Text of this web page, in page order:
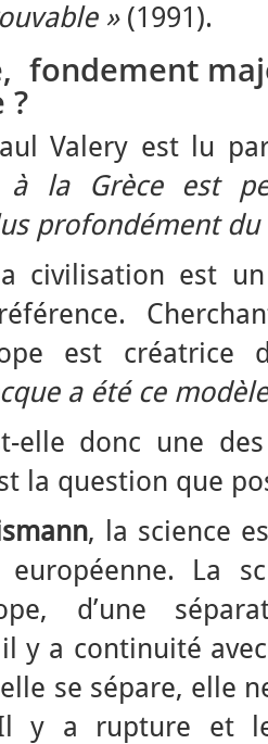
»(1991).
fondement
?
Valery est lu
à la Grèce est
profondément du
civilisation est
est
a été ce
elle donc une
la question que
, la science
européenne. La
d’une
y a continuité avec
se sépare, elle
y a rupture et le